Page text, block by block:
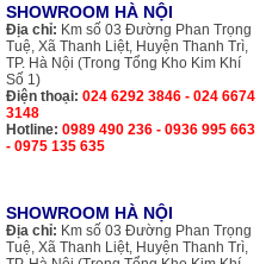
SHOWROOM HÀ NỘI
Địa chỉ: Km số 03 Đường Phan Trọng
Tuệ, Xã Thanh Liệt, Huyện Thanh Trì,
TP. Hà Nội (Trong Tổng Kho Kim Khí
Số 1)
Điện thoại: 024 6292 3846 - 024 6674
3148
Hotline: 0989 490 236 - 0936 995 663
- 0975 135 635
SHOWROOM HÀ NỘI
Địa chỉ: Km số 03 Đường Phan Trọng
Tuệ, Xã Thanh Liệt, Huyện Thanh Trì,